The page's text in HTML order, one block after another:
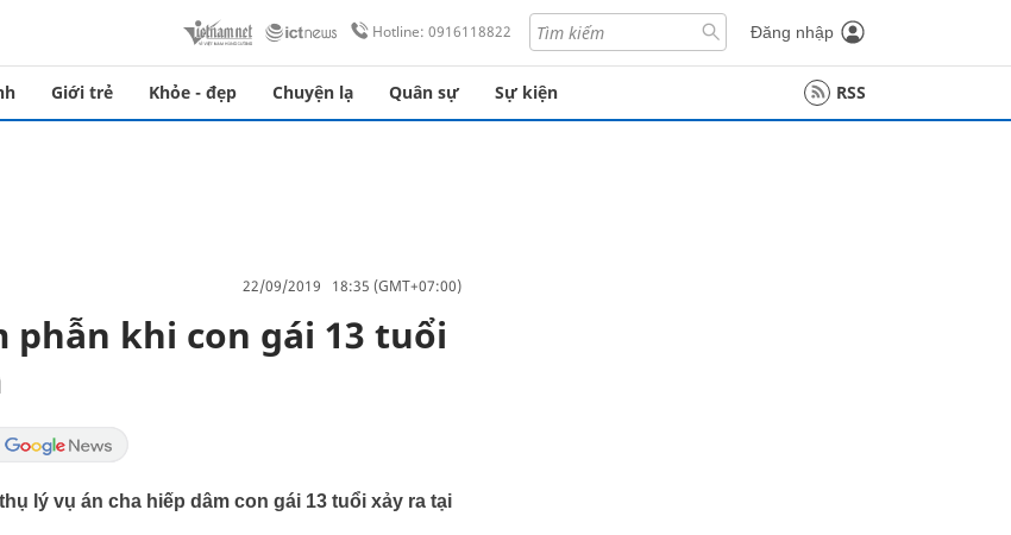
Hotline: 0916118822 Đăng nhập
Giới trẻ Khỏe - đẹp Chuyện lạ Quân sự Sự kiện RSS
22/09/2019 18:35 (GMT+07:00)
phẫn khi con gái 13 tuổi
lý vụ án cha hiếp dâm con gái 13 tuổi xảy ra tại